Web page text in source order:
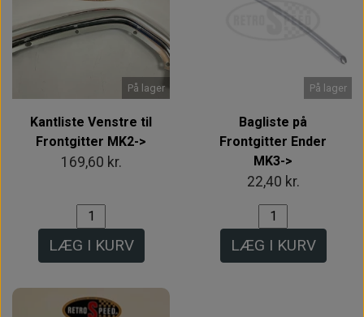
På lager
Kantliste Venstre til
Frontgitter MK2->
169,60 kr.
LÆG I KURV
På lager
Bagliste på
Frontgitter Ender
MK3->
22,40 kr.
LÆG I KURV